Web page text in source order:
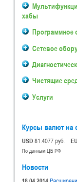
хабы
Программное
Сетевое
Чистящие
Услуги
Курсы валют на
USD81.4077 руб.
По данным ЦБ РФ
Новости